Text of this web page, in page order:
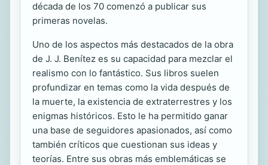
década de los 70 comenzó a publicar sus
primeras novelas.
Uno de los aspectos más destacados de la obra
de J. J. Benítez es su capacidad para mezclar el
realismo con lo fantástico. Sus libros suelen
profundizar en temas como la vida después de
la muerte, la existencia de extraterrestres y los
enigmas históricos. Esto le ha permitido ganar
una base de seguidores apasionados, así como
también críticos que cuestionan sus ideas y
teorías. Entre sus obras más emblemáticas se